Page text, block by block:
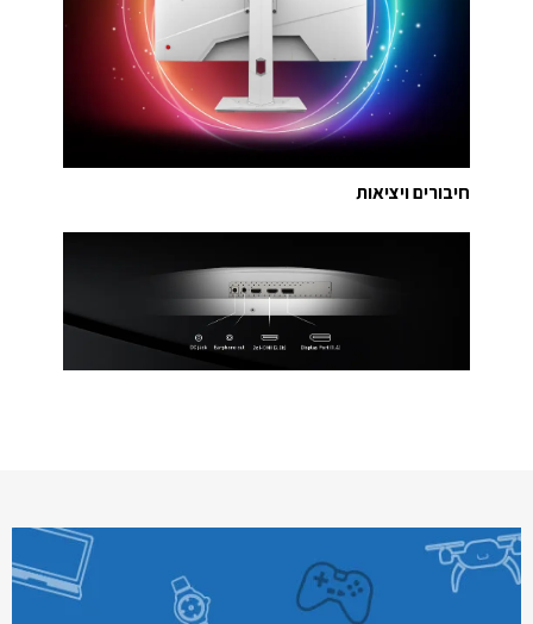
חיבורים ויציאות